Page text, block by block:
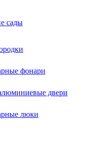
сады
фонари
двери
люки